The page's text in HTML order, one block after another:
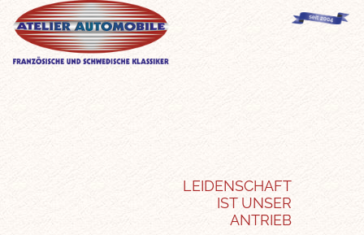
LEIDENSCHAFT
IST UNSER
ANTRIEB